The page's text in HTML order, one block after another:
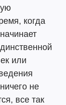
когда
или
не
все так